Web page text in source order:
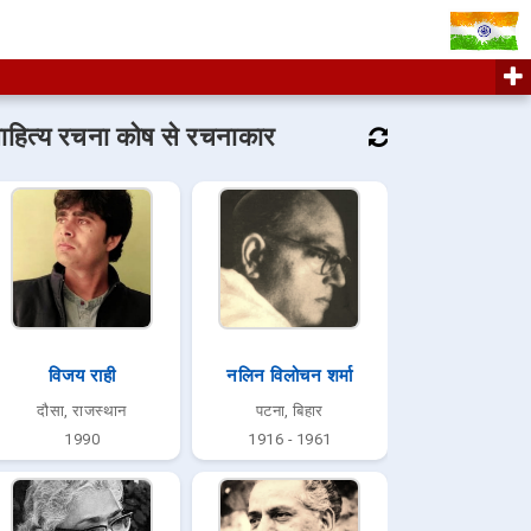
रचना कोष से रचनाकार
विजय राही
दौसा, राजस्थान
1990
नलिन विलोचन शर्मा
पटना, बिहार
1916 - 1961